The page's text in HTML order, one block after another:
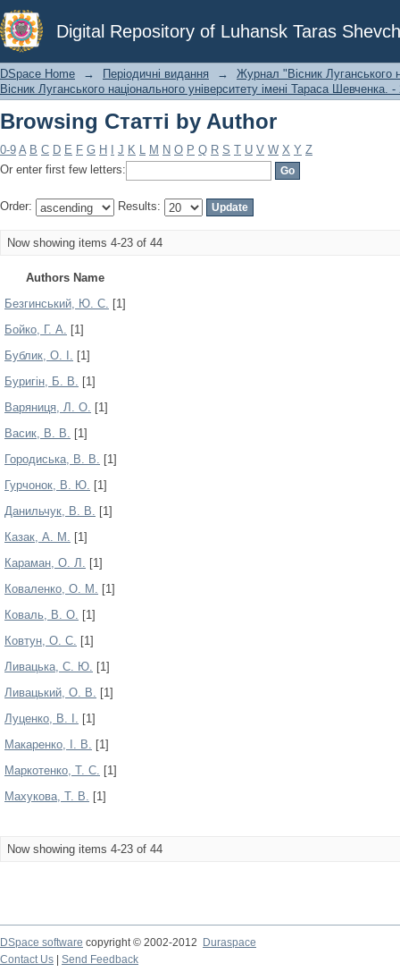
Digital Repository of Luhansk Taras
Browsing Статті by Author
DSpace Home → Періодичні видання →
Журнал "Вісник Луганського
Вісник Луганського національного університету імені Тараса
Browsing Статті by Author
0-9 A B C D E F G H J K L M N O P Q R S T U V W X Y Z
Or enter first few letters:
Order: Results:
Now showing items 4-23 of 44
Authors Name
Безгинський, Ю. С. [1]
Бойко, Г. А. [1]
Бублик, О. І. [1]
Буригін, Б. В. [1]
Варяниця, Л. О. [1]
Васик, В. В. [1]
Городиська, В. В. [1]
Гурчонок, В. Ю. [1]
Данильчук, В. В. [1]
Казак, А. М. [1]
Караман, О. Л. [1]
Коваленко, О. М. [1]
Коваль, В. О. [1]
Ковтун, О. С. [1]
Ливацька, С. Ю. [1]
Ливацький, О. В. [1]
Луценко, В. І. [1]
Макаренко, І. В. [1]
Маркотенко, Т. С. [1]
Махукова, Т. В. [1]
Now showing items 4-23 of 44
DSpace software copyright © 2002-2012
Duraspace
Contact Us
Send Feedback